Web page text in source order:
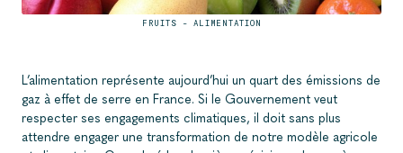
FRUITS - ALIMENTATION
L’alimentation représente aujourd’hui un quart des émissions de
gaz à effet de serre en France. Si le Gouvernement veut
respecter ses engagements climatiques, il doit sans plus
attendre engager une transformation de notre modèle agricole